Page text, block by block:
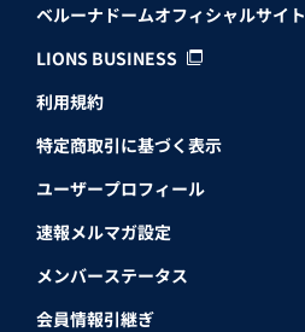
ベルーナドームオフィシャルサイト
LIONS BUSINESS
利用規約
特定商取引に基づく表示
ユーザープロフィール
速報メルマガ設定
メンバーステータス
会員情報引継ぎ